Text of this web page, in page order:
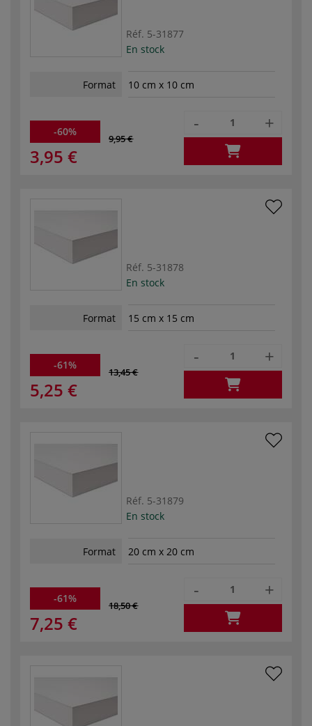
Réf. 5-31877
En stock
Format 10 cm x 10 cm
-60%
9,95 €
3,95 €
- +
Réf. 5-31878
En stock
Format 15 cm x 15 cm
-61%
13,45 €
5,25 €
- +
Réf. 5-31879
En stock
Format 20 cm x 20 cm
-61%
18,50 €
7,25 €
- +